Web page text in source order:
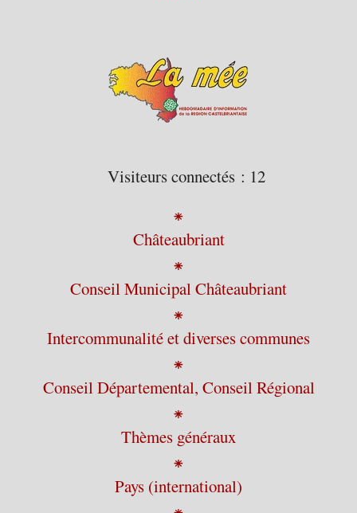
Visiteurs connectés : 12
⁕
Châteaubriant
⁕
Conseil Municipal Châteaubriant
⁕
Intercommunalité et diverses communes
⁕
Conseil Départemental, Conseil Régional
⁕
Thèmes généraux
⁕
Pays (international)